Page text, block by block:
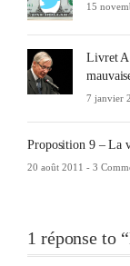
15
Livret A
7 janvier
Proposition 9 – La
20 août 2011 - 3
1 réponse to